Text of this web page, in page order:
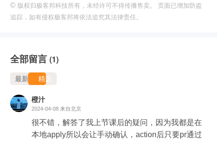
© 版权归极客邦科技所有，未经许可不得传播售卖。 页面已增加防盗
追踪，如有侵权极客邦将依法追究其法律责任。
全部留言 (1)
最新 精选
橙汁
2024-04-08 来自北京
很不错，解答了我上节课后的疑问，因为我都是在
本地apply所以会让手动确认，action后只要pr通过